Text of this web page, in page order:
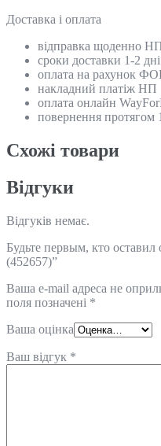
Доставка і оплата
відправка щоденно
сроки доставки 1-2 дні
оплата на рахунок
накладний платіж НП
оплата онлайн
повернення протягом
Схожi товари
Відгуки
Відгуків немає.
Будьте первым, кто
(452657)”
Ваша e-mail адреса не
поля позначені *
Ваша оцінка
Ваш відгук *